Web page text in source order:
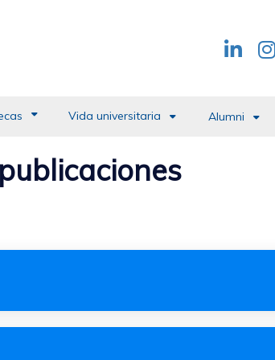
Redes
Vida universitaria Alumni